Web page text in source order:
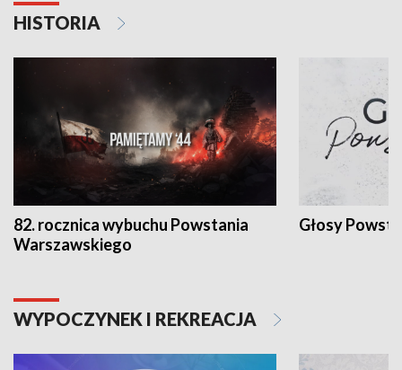
HISTORIA
82. rocznica wybuchu Powstania
Warszawskiego
Głosy
WYPOCZYNEK I REKREACJA